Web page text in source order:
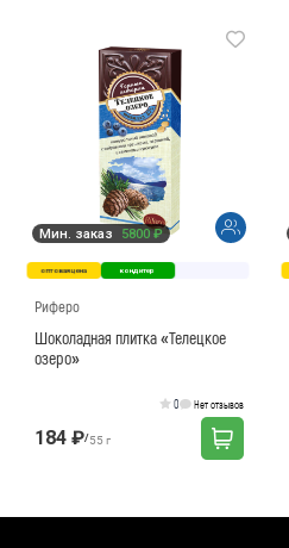
Мин. заказ 5800 ₽
оптовая цена кондитер
Риферо
Шоколадная плитка «Телецкое
озеро»
0 Нет отзывов
184 ₽/55 г